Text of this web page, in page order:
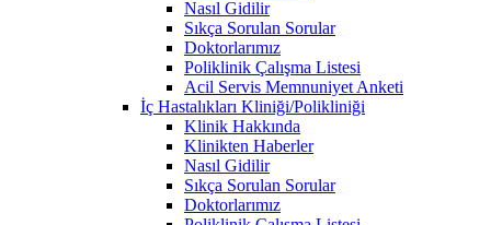
Nasıl Gidilir
Sıkça Sorulan Sorular
Doktorlarımız
Poliklinik Çalışma Listesi
Acil Servis Memnuniyet Anketi
İç Hastalıkları Kliniği/Polikliniği
Klinik Hakkında
Klinikten Haberler
Nasıl Gidilir
Sıkça Sorulan Sorular
Doktorlarımız